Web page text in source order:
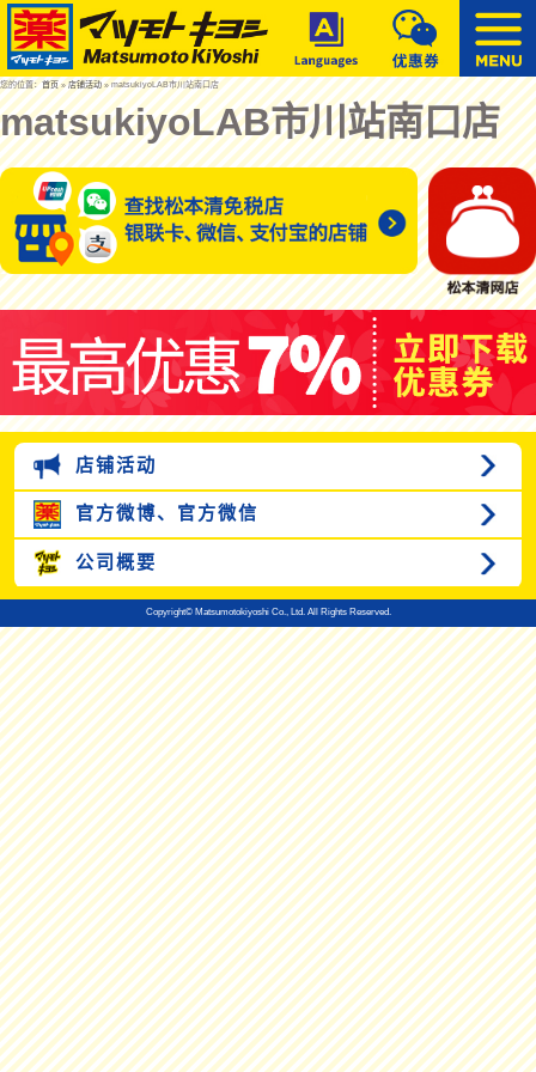
您的位置：首页»店铺活动» matsukiyoLAB市川站南口店
matsukiyoLAB市川站南口店
店铺活动
官方微博、 官方微信
公司概要
Copyright© Matsumotokiyoshi Co., Ltd. All Rights Reserved.